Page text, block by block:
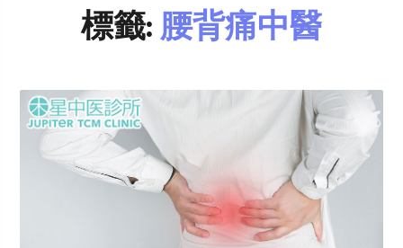
標籤:腰背痛中醫